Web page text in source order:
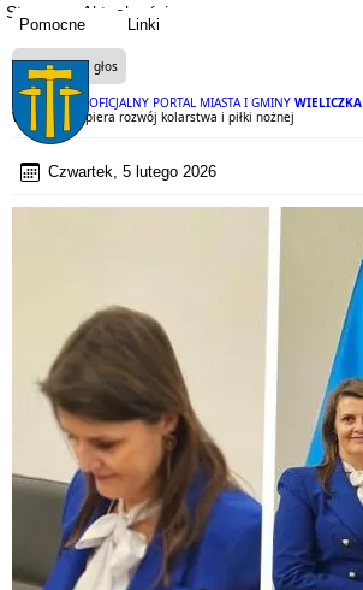
Pomocne Linki
OFICJALNY PORTAL MIASTA I GMINY WIELICZKA
Strona Aktualności
Czytaj na głos
Wieliczka wspiera rozwój kolarstwa i piłki nożnej
Czwartek, 5 lutego 2026